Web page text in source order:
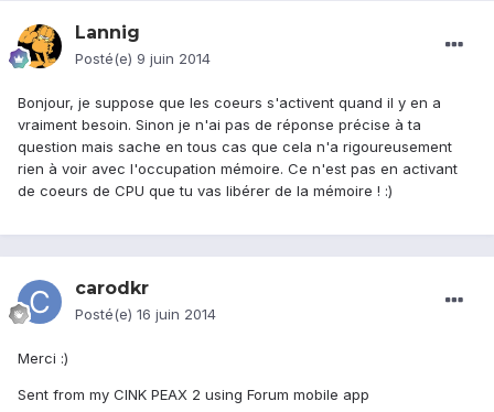
Lannig
Posté(e) 9 juin 2014
Bonjour, je suppose que les coeurs s'activent quand il y en a
vraiment besoin. Sinon je n'ai pas de réponse précise à ta
question mais sache en tous cas que cela n'a rigoureusement
rien à voir avec l'occupation mémoire. Ce n'est pas en activant
de coeurs de CPU que tu vas libérer de la mémoire ! :)
carodkr
Posté(e) 16 juin 2014
Merci :)
Sent from my CINK PEAX 2 using Forum mobile app